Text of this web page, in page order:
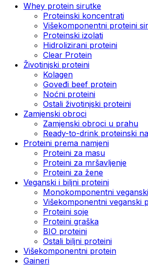
Whey protein sirutke
Proteinski koncentrati
Višekomponentni proteini
Proteinski izolati
Hidrolizirani proteini
Clear Protein
Životinjski proteini
Kolagen
Goveđi beef protein
Noćni proteini
Ostali životinjski proteini
Zamjenski obroci
Zamjenski obroci u prahu
Ready-to-drink proteinski
Proteini prema namjeni
Proteini za masu
Proteini za mršavljenje
Proteini za žene
Veganski i biljni proteini
Monokomponentni
Višekomponentni veganski
Proteini soje
Proteini graška
BIO proteini
Ostali biljni proteini
Višekomponentni protein
Gaineri